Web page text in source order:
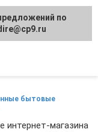
бытовые
интернет-магазина
по